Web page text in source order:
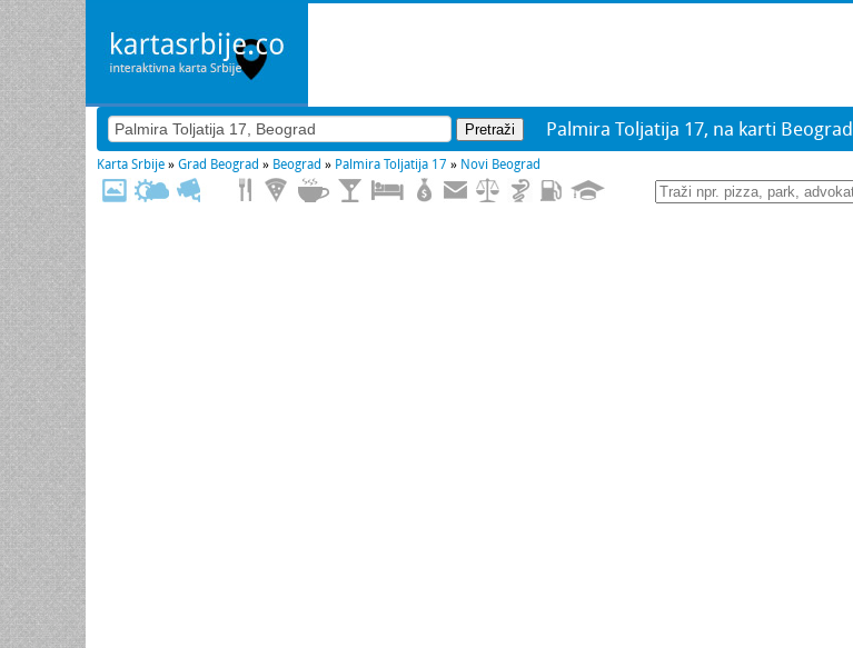
Palmira Toljatija 17, na karti Beograd
Karta Srbije » Grad Beograd » Beograd » Palmira Toljatija 17 » Novi Beograd